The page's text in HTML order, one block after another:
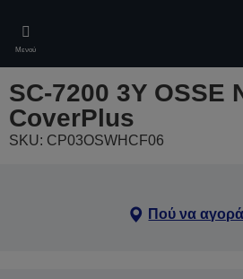
main
content
Μενού
SC-7200 3Y OSSE
CoverPlus
SKU: CP03OSWHCF06
Πού να